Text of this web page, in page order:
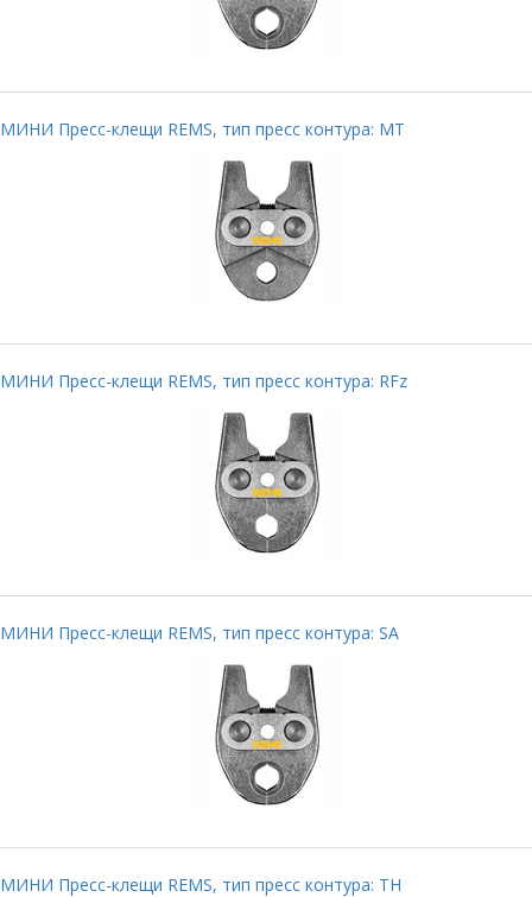
МИНИ Пресс-клещи REMS, тип пресс контура: MT
МИНИ Пресс-клещи REMS, тип пресс контура: RFz
МИНИ Пресс-клещи REMS, тип пресс контура: SA
МИНИ Пресс-клещи REMS, тип пресс контура: TH